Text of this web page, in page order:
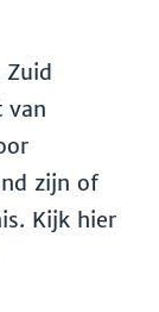
Zuid
van
zijn of
Kijk hier